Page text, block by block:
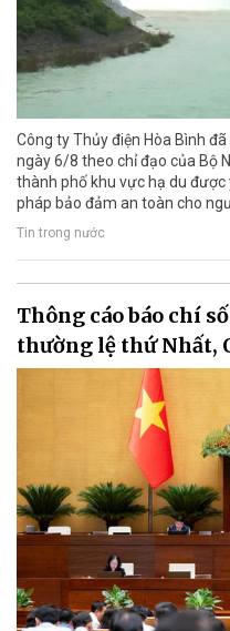
Công ty Thủy điện Hòa Bình
ngày 6/8 theo chỉ đạo của Bộ
thành phố khu vực hạ du được
pháp bảo đảm an toàn cho
Tin trong nước
Thông cáo báo chí
thường lệ thứ Nhất,